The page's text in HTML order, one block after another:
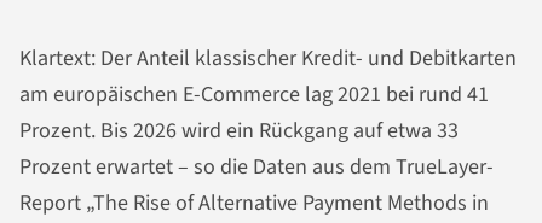
Klartext: Der Anteil klassischer Kredit- und Debitkarten
am europäischen E-Commerce lag 2021 bei rund 41
Prozent. Bis 2026 wird ein Rückgang auf etwa 33
Prozent erwartet – so die Daten aus dem TrueLayer-
Report „The Rise of Alternative Payment Methods in